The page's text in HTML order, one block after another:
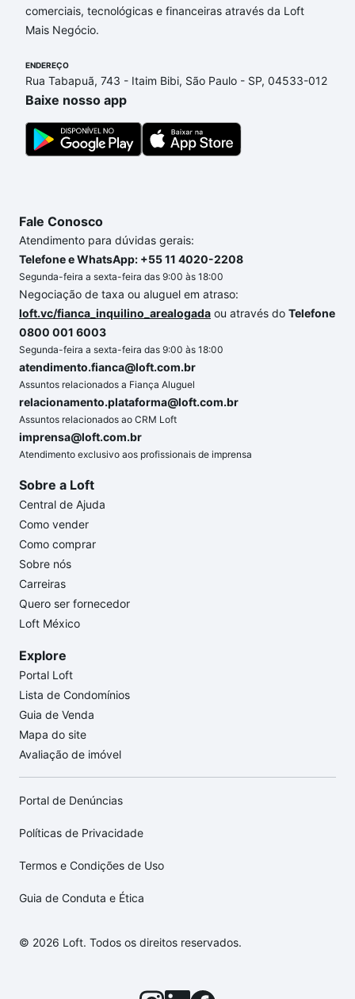
comerciais, tecnológicas e financeiras através da Loft
Mais Negócio.
ENDEREÇO
Rua Tabapuã, 743 - Itaim Bibi, São Paulo - SP, 04533-012
Baixe nosso app
Fale Conosco
Atendimento para dúvidas gerais:
Telefone e WhatsApp: +55 11 4020-2208
Segunda-feira a sexta-feira das 9:00 às 18:00
Negociação de taxa ou aluguel em atraso:
loft.vc/fianca_inquilino_arealogada ou através do Telefone
0800 001 6003
Segunda-feira a sexta-feira das 9:00 às 18:00
atendimento.fianca@loft.com.br
Assuntos relacionados a Fiança Aluguel
relacionamento.plataforma@loft.com.br
Assuntos relacionados ao CRM Loft
imprensa@loft.com.br
Atendimento exclusivo aos profissionais de imprensa
Sobre a Loft
Central de Ajuda
Como vender
Como comprar
Sobre nós
Carreiras
Quero ser fornecedor
Loft México
Explore
Portal Loft
Lista de Condomínios
Guia de Venda
Mapa do site
Avaliação de imóvel
Portal de Denúncias
Políticas de Privacidade
Termos e Condições de Uso
Guia de Conduta e Ética
© 2026 Loft. Todos os direitos reservados.